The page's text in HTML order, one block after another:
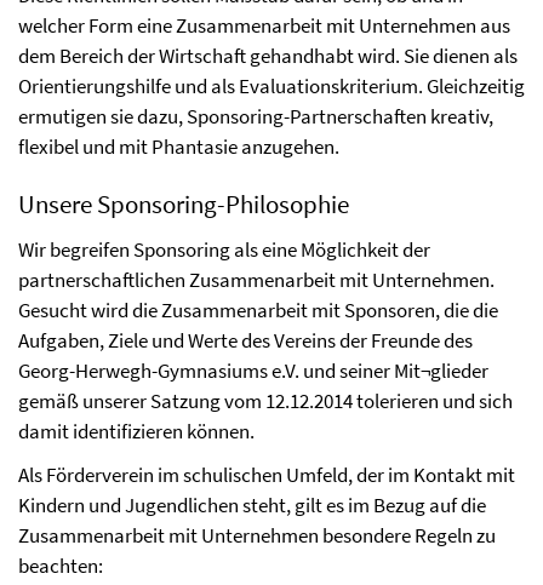
welcher Form eine Zusammenarbeit mit Unternehmen aus
dem Bereich der Wirtschaft gehandhabt wird. Sie dienen als
Orientierungshilfe und als Evaluationskriterium. Gleichzeitig
ermutigen sie dazu, Sponsoring-Partnerschaften kreativ,
flexibel und mit Phantasie anzugehen.
Unsere Sponsoring-Philosophie
Wir begreifen Sponsoring als eine Möglichkeit der
partnerschaftlichen Zusammenarbeit mit Unternehmen.
Gesucht wird die Zusammenarbeit mit Sponsoren, die die
Aufgaben, Ziele und Werte des Vereins der Freunde des
Georg-Herwegh-Gymnasiums e.V. und seiner Mit¬glieder
gemäß unserer Satzung vom 12.12.2014 tolerieren und sich
damit identifizieren können.
Als Förderverein im schulischen Umfeld, der im Kontakt mit
Kindern und Jugendlichen steht, gilt es im Bezug auf die
Zusammenarbeit mit Unternehmen besondere Regeln zu
beachten: